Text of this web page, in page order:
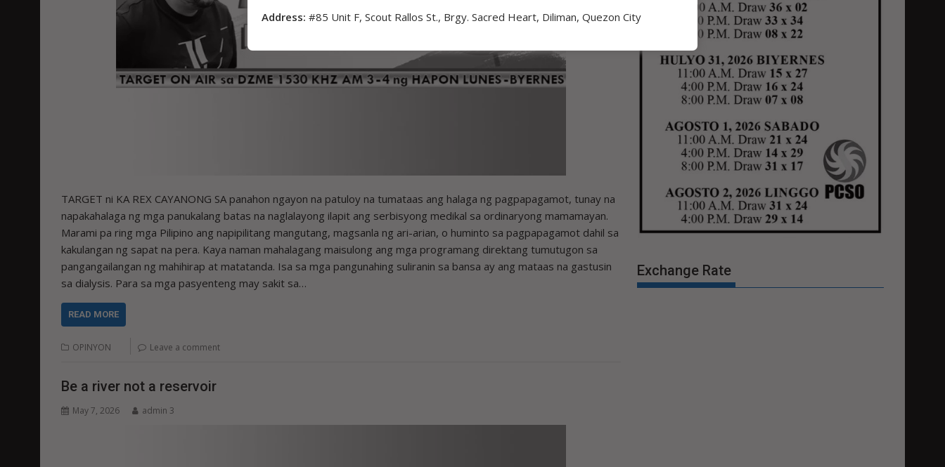
TARGET ni KA REX CAYANONG SA panahon ngayon na patuloy na tumataas ang halaga ng pagpapagamot, tunay na
napakahalaga ng mga panukalang batas na naglalayong ilapit ang serbisyong medikal sa ordinaryong mamamayan.
Marami pa ring mga Pilipino ang napipilitang mangutang, magsanla ng ari-arian, o huminto sa pagpapagamot dahil sa
kakulangan ng sapat na pera. Kaya naman mahalagang maisulong ang mga programang direktang tumutugon sa
pangangailangan ng mahihirap at matatanda. Isa sa mga pangunahing suliranin sa bansa ay ang mataas na gastusin
sa dialysis. Para sa mga pasyenteng may sakit sa…
READ MORE
OPINYON Leave a comment
Be a river not a reservoir
May 7, 2026 admin 3
Exchange Rate
Address: #85 Unit F, Scout Rallos St., Brgy. Sacred Heart, Diliman, Quezon City